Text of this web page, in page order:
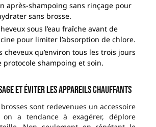
après-shampoing sans rinçage pour
sans brosse.
sous l’eau fraîche avant de
pour limiter l’absorption de chlore.
cheveux qu’environ tous les trois jours
protocole shampoing et soin.
et éviter les appareils chauffants
sont redevenues un accessoire
on a tendance à exagérer, déplore